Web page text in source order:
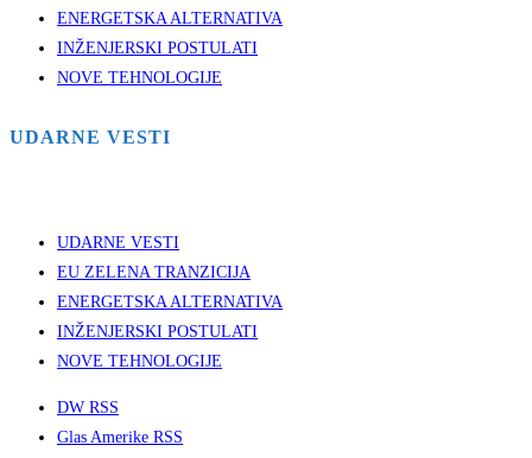
ENERGETSKA ALTERNATIVA
INŽENJERSKI POSTULATI
NOVE TEHNOLOGIJE
UDARNE VESTI
UDARNE VESTI
EU ZELENA TRANZICIJA
ENERGETSKA ALTERNATIVA
INŽENJERSKI POSTULATI
NOVE TEHNOLOGIJE
DW RSS
Glas Amerike RSS